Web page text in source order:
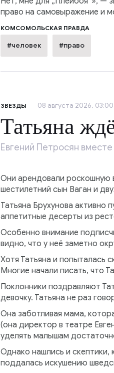
право на самовыражение и
КОМСОМОЛЬСКАЯ ПРАВДА
#человек #право
ЗВЕЗДЫ 08 августа 2026, 03:00
Татьяна
Евгений Петросян
Они арендовали роскошную
шестилетний сын Ваган и
Татьяна Брухунова
аппетитные десерты из
Особенно внимание
видно, что у неё заметно
Хотя Татьяна и попыталась
Многие начали писать, что
Поклонники поздравляют
девочку. Татьяна не раз
Она заботливая мама,
(она директор в театре
уделять малышам
Однако нашлись и
поддалась искушению